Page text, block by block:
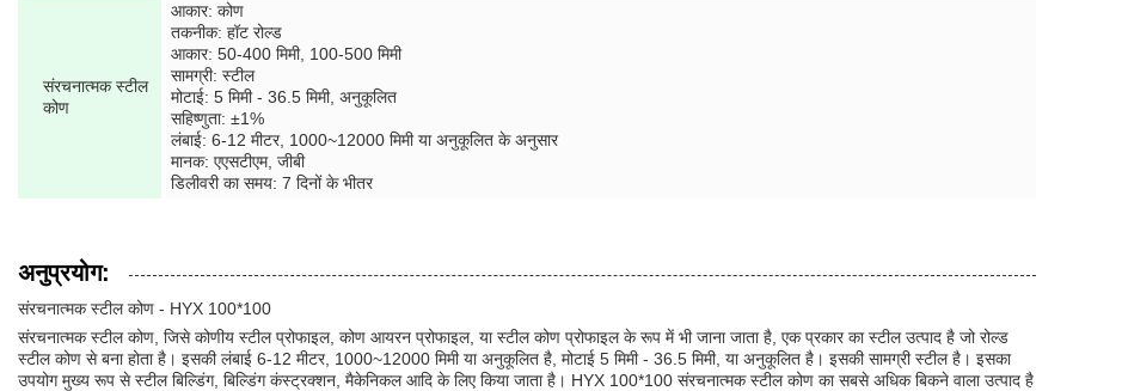
संरचनात्मक स्टील
कोण
आकार: कोण
तकनीक: हॉट रोल्ड
आकार: 50-400 मिमी, 100-500 मिमी
सामग्री: स्टील
मोटाई: 5 मिमी - 36.5 मिमी, अनुकूलित
सहिष्णुता: ±1%
लंबाई: 6-12 मीटर, 1000~12000 मिमी या अनुकूलित के अनुसार
मानक: एएसटीएम, जीबी
डिलीवरी का समय: 7 दिनों के भीतर
अनुप्रयोग:
संरचनात्मक स्टील कोण - HYX 100*100
संरचनात्मक स्टील कोण, जिसे कोणीय स्टील प्रोफाइल, कोण आयरन प्रोफाइल, या स्टील कोण प्रोफाइल के रूप में भी जाना जाता है, एक प्रकार का स्टील उत्पाद है जो रोल्ड
स्टील कोण से बना होता है। इसकी लंबाई 6-12 मीटर, 1000~12000 मिमी या अनुकूलित है, मोटाई 5 मिमी - 36.5 मिमी, या अनुकूलित है। इसकी सामग्री स्टील है। इसका
उपयोग मुख्य रूप से स्टील बिल्डिंग, बिल्डिंग कंस्ट्रक्शन, मैकेनिकल आदि के लिए किया जाता है। HYX 100*100 संरचनात्मक स्टील कोण का सबसे अधिक बिकने वाला उत्पाद है